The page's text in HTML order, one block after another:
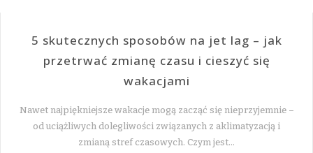
5 skutecznych sposobów na jet lag – jak
przetrwać zmianę czasu i cieszyć się
wakacjami
Nawet najpiękniejsze wakacje mogą zacząć się nieprzyjemnie –
od uciążliwych dolegliwości związanych z aklimatyzacją i
zmianą stref czasowych. Czym jest…